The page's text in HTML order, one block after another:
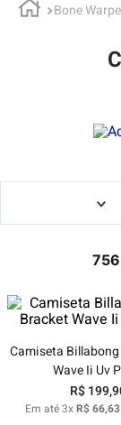
Bone
756
Camiseta
Wave Ii Uv
R$ 199,
Em até3xR$66,63